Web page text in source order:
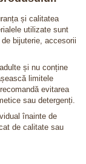
și calitatea
utilizate sunt
bijuterie, accesorii
și nu conține
limitele
evitarea
sau detergenți.
înainte de
de calitate sau